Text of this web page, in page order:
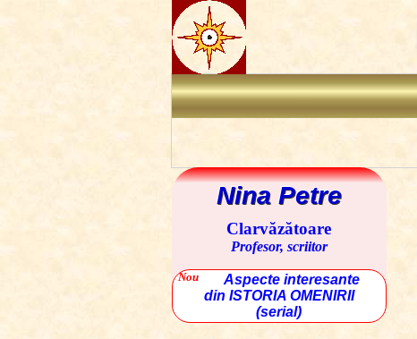
Nina Petre
Clarvăzătoare
Profesor, scriitor
Nou
Aspecte interesante
din ISTORIA OMENIRII
(serial)